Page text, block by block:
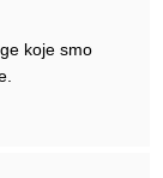
koje smo